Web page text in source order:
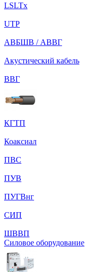
LSLTx
UTP
АВБШВ / АВВГ
Акустический кабель
ВВГ
КГТП
Коаксиал
ПВС
ПУВ
ПУГВнг
СИП
ШВВП
Силовое оборудование